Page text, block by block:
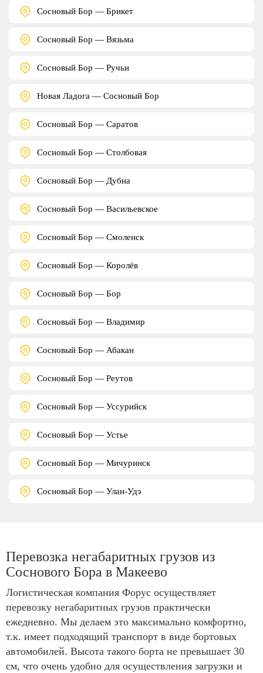
Сосновый Бор — Брикет
Сосновый Бор — Вязьма
Сосновый Бор — Ручьи
Новая Ладога — Сосновый Бор
Сосновый Бор — Саратов
Сосновый Бор — Столбовая
Сосновый Бор — Дубна
Сосновый Бор — Васильевское
Сосновый Бор — Смоленск
Сосновый Бор — Королёв
Сосновый Бор — Бор
Сосновый Бор — Владимир
Сосновый Бор — Абакан
Сосновый Бор — Реутов
Сосновый Бор — Уссурийск
Сосновый Бор — Устье
Сосновый Бор — Мичуринск
Сосновый Бор — Улан-Удэ
Перевозка негабаритных грузов из
Соснового Бора в Макеево
Логистическая компания Форус осуществляет
перевозку негабаритных грузов практически
ежедневно. Мы делаем это максимально комфортно,
т.к. имеет подходящий транспорт в виде бортовых
автомобилей. Высота такого борта не превышает 30
см, что очень удобно для осуществления загрузки и